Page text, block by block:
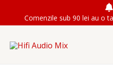
Comenzile sub 90 lei au o